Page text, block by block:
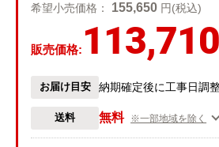
希望小売価格： 155,650 円(税込)
販売価格: 113,710
お届け目安 納期確定後に工事日調
送料 無料 ※一部地域を除く